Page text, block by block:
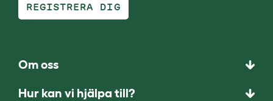
REGISTRERA DIG
Om oss
Hur kan vi hjälpa till?